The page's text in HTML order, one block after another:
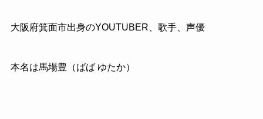
大阪府箕面市出身のYOUTUBER、歌手、声優
本名は馬場豊（ばば ゆたか）